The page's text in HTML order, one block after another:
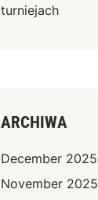
turniejach
ARCHIWA
December 2025
November 2025